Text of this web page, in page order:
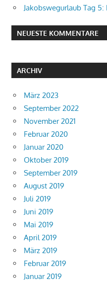
Jakobswegurlaub Tag
NEUESTE KOMMENTARE
ARCHIV
März 2023
September 2022
November 2021
Februar 2020
Januar 2020
Oktober 2019
September 2019
August 2019
Juli 2019
Juni 2019
Mai 2019
April 2019
März 2019
Februar 2019
Januar 2019